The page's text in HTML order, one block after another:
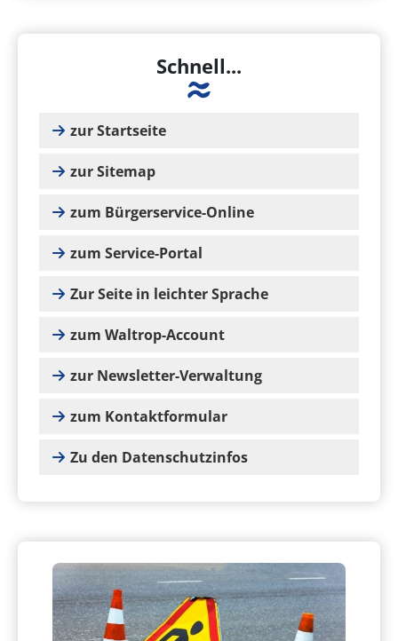
Schnell...
zur Startseite
zur Sitemap
zum Bürgerservice-Online
zum Service-Portal
Zur Seite in leichter Sprache
zum Waltrop-Account
zur Newsletter-Verwaltung
zum Kontaktformular
Zu den Datenschutzinfos